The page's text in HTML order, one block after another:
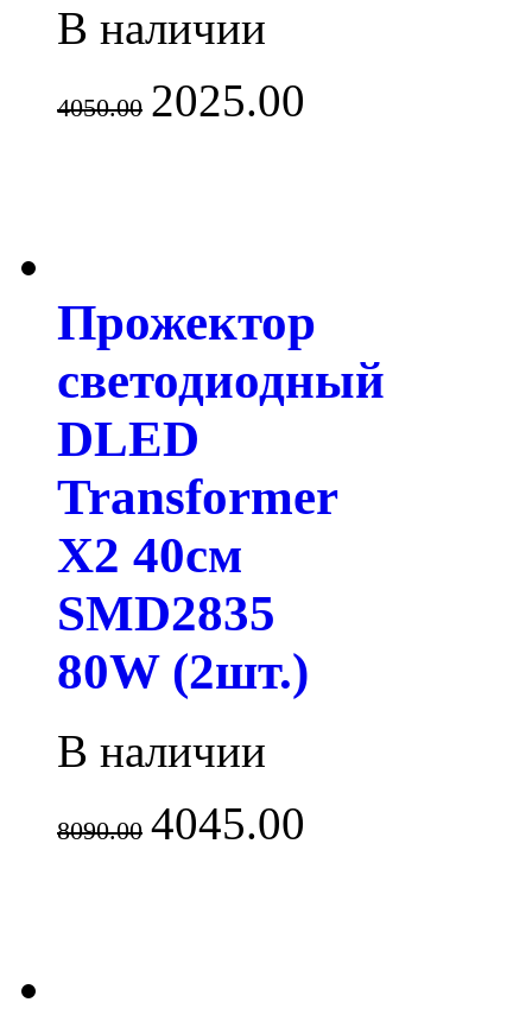
В наличии
4050.00 2025.00
Прожектор
светодиодный
DLED
Transformer
X2 40см
SMD2835
80W (2шт.)
В наличии
8090.00 4045.00